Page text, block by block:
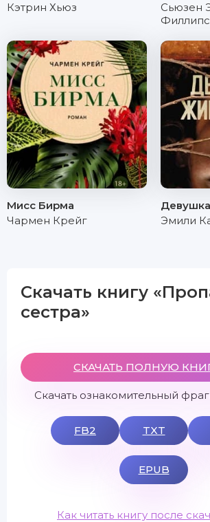
Кэтрин Хьюз
Сьюзен
Филлипс
Мисс Бирма
Чармен Крейг
Эмили
Скачать книгу
сестра»
СКАЧАТЬ ПОЛНУЮ
Скачать ознакомительный
FB2 TXT
EPUB
Как читать книгу после